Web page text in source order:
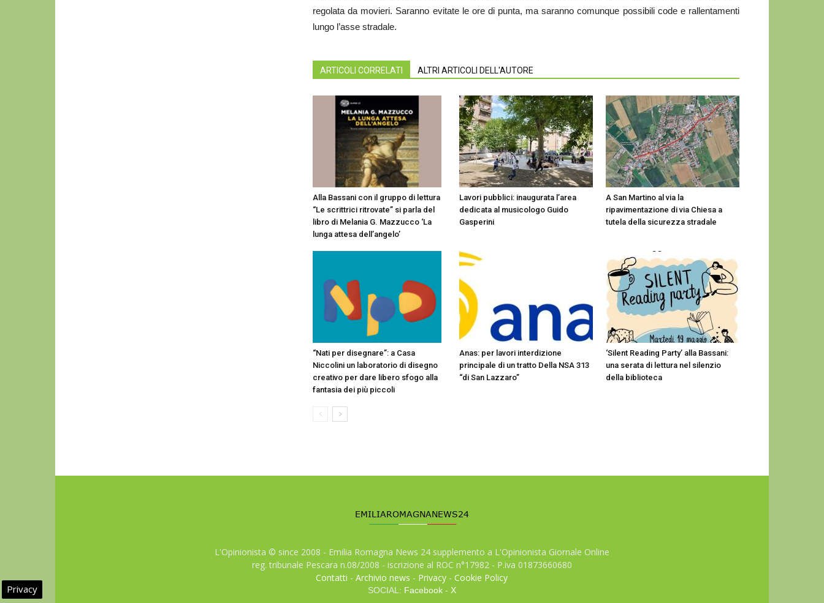
regolata da movieri. Saranno evitate le ore di punta, ma saranno comunque possibili code e rallentamenti
lungo l’asse stradale.
ARTICOLI CORRELATI ALTRI ARTICOLI DELL'AUTORE
Alla Bassani con il gruppo di lettura
“Le scrittrici ritrovate” si parla del
libro di Melania G. Mazzucco ‘La
lunga attesa dell’angelo’
Lavori pubblici: inaugurata l’area
dedicata al musicologo Guido
Gasperini
A San Martino al via la
ripavimentazione di via Chiesa a
tutela della sicurezza stradale
“Nati per disegnare”: a Casa
Niccolini un laboratorio di disegno
creativo per dare libero sfogo alla
fantasia dei più piccoli
Anas: per lavori interdizione
principale di un tratto Della NSA 313
“di San Lazzaro”
‘Silent Reading Party’ alla Bassani:
una serata di lettura nel silenzio
della biblioteca
L'Opinionista © since 2008 - Emilia Romagna News 24 supplemento a L'Opinionista Giornale Online
reg. tribunale Pescara n.08/2008 - iscrizione al ROC n°17982 - P.iva 01873660680
Contatti -Archivio news - Privacy -Cookie Policy
SOCIAL: Facebook- X
Privacy